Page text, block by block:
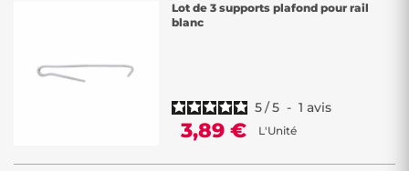
Lot de 3 supports plafond pour rail
blanc
5/5 - 1 avis
3,89 € L'Unité